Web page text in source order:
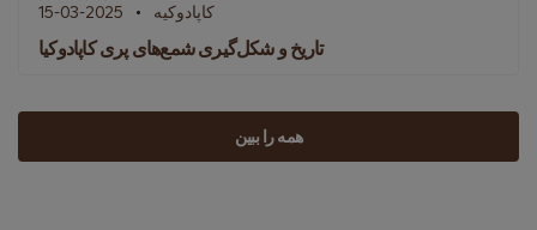
15-03-2025 کاپادوکیه
تاریخ و شکل‌گیری شمع‌های پری کاپادوکیا
همه را ببین